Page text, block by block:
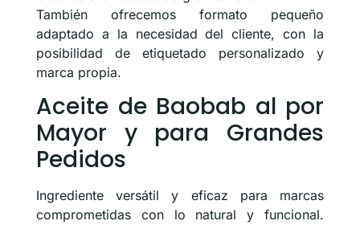
También ofrecemos formato pequeño
adaptado a la necesidad del cliente, con la
posibilidad de etiquetado personalizado y
marca propia.
Aceite de Baobab al por
Mayor y para Grandes
Pedidos
Ingrediente versátil y eficaz para marcas
comprometidas con lo natural y funcional.